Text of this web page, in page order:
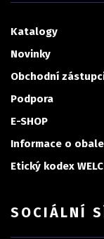
Katalogy
Novinky
Obchodní
Podpora
E-SHOP
Informace o
Etický kodex
SOCIÁLNÍ